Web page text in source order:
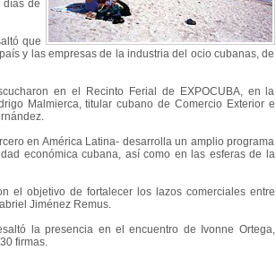
de
que
y las empresas de la industria del ocio cubanas, de
en el Recinto Ferial de EXPOCUBA, en la
Malmierca, titular cubano de Comercio Exterior e
en América Latina- desarrolla un amplio programa
económica cubana, así como en las esferas de la
el objetivo de fortalecer los lazos comerciales entre
Jiménez Remus.
la presencia en el encuentro de Ivonne Ortega,
firmas.